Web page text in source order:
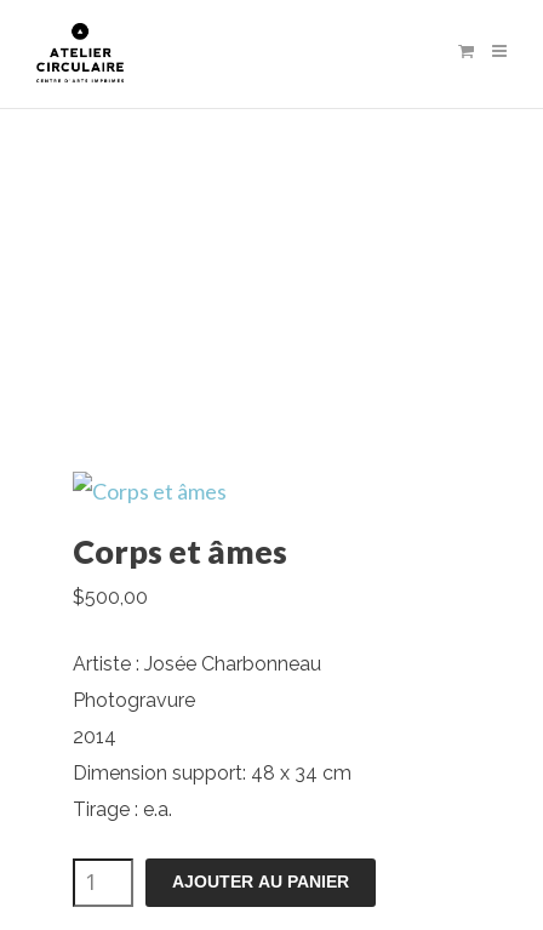
Corps et âmes
$500,00
Artiste : Josée Charbonneau
Photogravure
2014
Dimension support: 48 x 34 cm
Tirage : e.a.
quantité
de
AJOUTER AU PANIER